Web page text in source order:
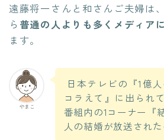
遠藤将一さんと和さんご夫婦は
ら 普通の人よりも多くメディア
ます。
やまこ
日本テレビの『1億
コラえて』に出られ
番組内の1コーナー『
人の結婚が放送され